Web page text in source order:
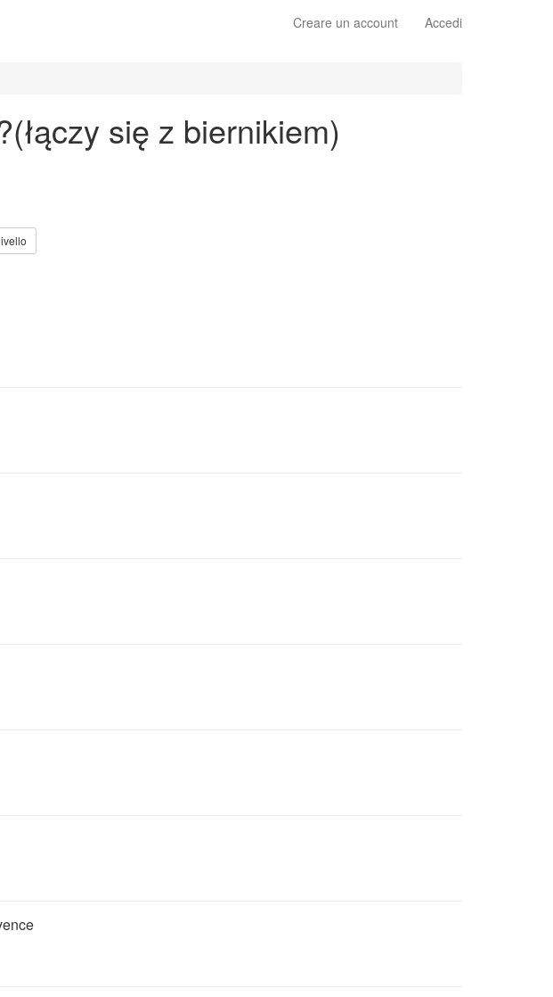
Creare un account Accedi
się z biernikiem)